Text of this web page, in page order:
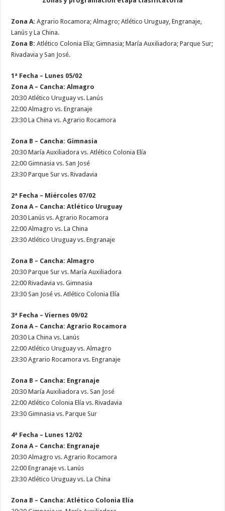
Zona A:Agrario Rocamora; Almagro; Atlético Uruguay, Engranaje,
Lanús y La China.
Zona B:Atlético Colonia Elía; Gimnasia; María Auxiliadora; Parque Sur;
Rivadavia y San José.
1ª Fecha – Lunes 05/02
Zona A – Cancha: Almagro
20:30 Atlético Uruguay vs. Lanús
22:00 Almagro vs. Engranaje
23:30 La China vs. Agrario Rocamora
Zona B – Cancha: Gimnasia
20:30 María Auxiliadora vs. Atlético Colonia Elía
22:00 Gimnasia vs. San José
23:30 Parque Sur vs. Rivadavia
2ª Fecha – Miércoles 07/02
Zona A – Cancha: Atlético Uruguay
20:30 Lanús vs. Agrario Rocamora
22:00 Almagro vs. La China
23:30 Atlético Uruguay vs. Engranaje
Zona B – Cancha: Almagro
20:30 Parque Sur vs. María Auxiliadora
22:00 Rivadavia vs. Gimnasia
23:30 San José vs. Atlético Colonia Elía
3ª Fecha – Viernes 09/02
Zona A – Cancha: Agrario Rocamora
20:30 La China vs. Lanús
22:00 Atlético Uruguay vs. Almagro
23:30 Agrario Rocamora vs. Engranaje
Zona B – Cancha: Engranaje
20:30 María Auxiliadora vs. San José
22:00 Atlético Colonia Elía vs. Rivadavia
23:30 Gimnasia vs. Parque Sur
4ª Fecha – Lunes 12/02
Zona A – Cancha: Engranaje
20:30 Almagro vs. Agrario Rocamora
22:00 Engranaje vs. Lanús
23:30 Atlético Uruguay vs. La China
Zona B – Cancha: Atlético Colonia Elía